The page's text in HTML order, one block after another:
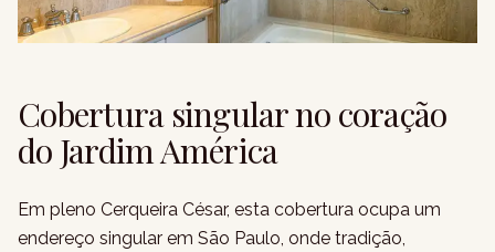
Cobertura singular no coração
do Jardim América
Em pleno Cerqueira César, esta cobertura ocupa um
endereço singular em São Paulo, onde tradição,